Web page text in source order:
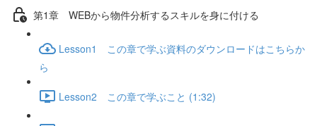
第1章 WEBから物件分析するスキルを身に付ける
Lesson1 この章で学ぶ資料のダウンロードはこちらか
ら
Lesson2 この章で学ぶこと (1:32)